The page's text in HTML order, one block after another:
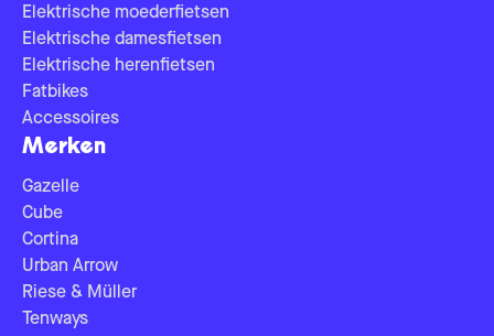
Elektrische moederfietsen
Elektrische damesfietsen
Elektrische herenfietsen
Fatbikes
Accessoires
Merken
Gazelle
Cube
Cortina
Urban Arrow
Riese & Müller
Tenways